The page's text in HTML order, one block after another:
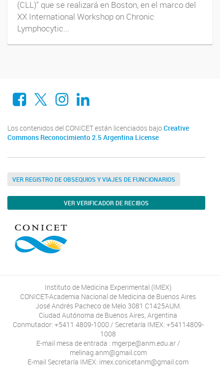
(CLL)" que se realizará en Boston, en el marco del
XX International Workshop on Chronic
Lymphocytic...
Facebook
X Instagram
LinkedIn
Los contenidos del CONICET están licenciados bajo Creative
Commons Reconocimiento 2.5 Argentina License
VER REGISTRO DE OBSEQUIOS Y VIAJES DE FUNCIONARIOS
VER VERIFICADOR DE RECIBOS
Instituto de Medicina Experimental (IMEX)
CONICET-Academia Nacional de Medicina de Buenos Aires
José Andrés Pacheco de Melo 3081 C1425AUM.
Ciudad Autónoma de Buenos Aires, Argentina
Conmutador: +5411 4809-1000 / Secretaría IMEX: +54114809-
1008
E-mail mesa de entrada : mgerpe@anm.edu.ar /
melinag.anm@gmail.com
E-mail Secretaría IMEX: imex.conicetanm@gmail.com